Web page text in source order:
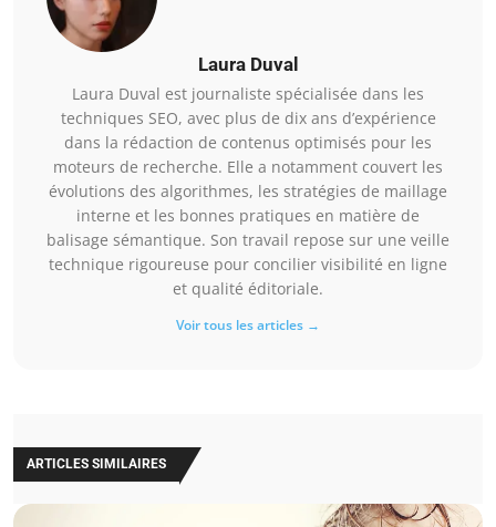
Laura Duval
Laura Duval est journaliste spécialisée dans les
techniques SEO, avec plus de dix ans d’expérience
dans la rédaction de contenus optimisés pour les
moteurs de recherche. Elle a notamment couvert les
évolutions des algorithmes, les stratégies de maillage
interne et les bonnes pratiques en matière de
balisage sémantique. Son travail repose sur une veille
technique rigoureuse pour concilier visibilité en ligne
et qualité éditoriale.
Voir tous les articles →
ARTICLES SIMILAIRES